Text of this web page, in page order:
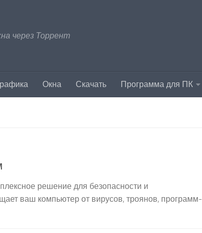
через Торрент
Окна Скачать Программа для ПК
решение для безопасности и
ваш компьютер от вирусов, троянов, программ-